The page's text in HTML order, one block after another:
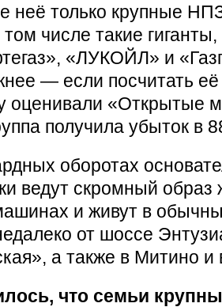
неё только крупные
числе такие
«ЛУКОЙЛ» и
— если посчитать
оценивали «Открытые
получила убыток в
оборотах
ведут скромный образ
и живут в
от шоссе
а также в Митино и
что семьи